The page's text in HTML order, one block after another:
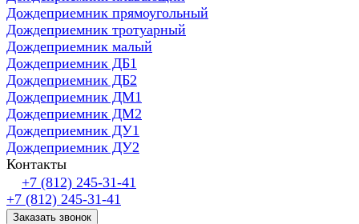
Дождеприемник прямоугольный
Дождеприемник тротуарный
Дождеприемник малый
Дождеприемник ДБ1
Дождеприемник ДБ2
Дождеприемник ДМ1
Дождеприемник ДМ2
Дождеприемник ДУ1
Дождеприемник ДУ2
Контакты
+7 (812) 245-31-41
+7 (812) 245-31-41
Заказать звонок